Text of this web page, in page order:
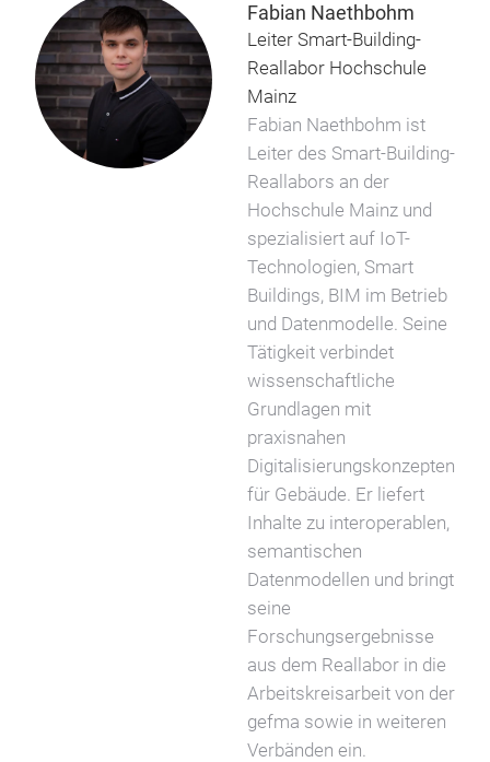
Fabian Naethbohm
Leiter Smart-Building-
Reallabor Hochschule
Mainz
Fabian Naethbohm ist
Leiter des Smart-Building-
Reallabors an der
Hochschule Mainz und
spezialisiert auf IoT-
Technologien, Smart
Buildings, BIM im Betrieb
und Datenmodelle. Seine
Tätigkeit verbindet
wissenschaftliche
Grundlagen mit
praxisnahen
Digitalisierungskonzepten
für Gebäude. Er liefert
Inhalte zu interoperablen,
semantischen
Datenmodellen und bringt
seine
Forschungsergebnisse
aus dem Reallabor in die
Arbeitskreisarbeit von der
gefma sowie in weiteren
Verbänden ein.